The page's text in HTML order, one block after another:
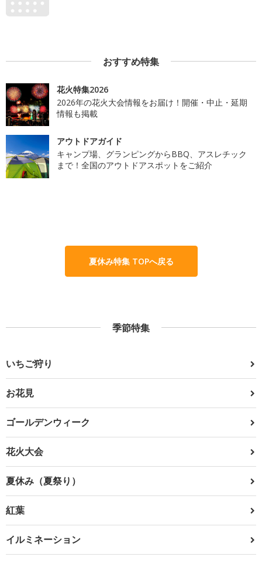
おすすめ特集
花火特集2026
2026年の花火大会情報をお届け！開催・中止・延期
情報も掲載
アウトドアガイド
キャンプ場、グランピングからBBQ、アスレチック
まで！全国のアウトドアスポットをご紹介
夏休み特集 TOPへ戻る
季節特集
いちご狩り
お花見
ゴールデンウィーク
花火大会
夏休み（夏祭り）
紅葉
イルミネーション